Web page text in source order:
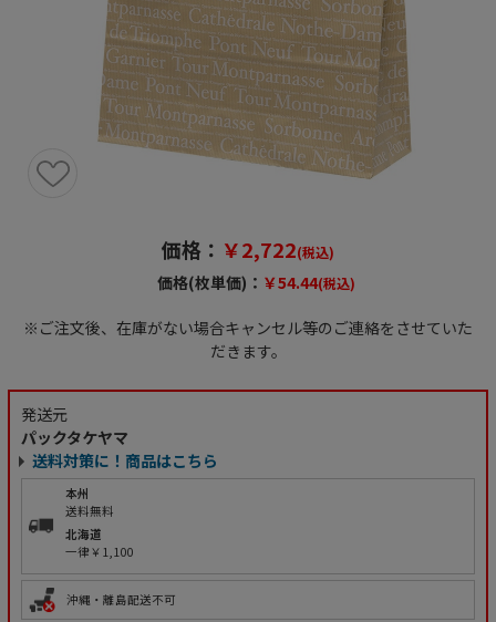
価格： ￥2,722(税込)
価格(枚単価)： ￥54.44(税込)
※ご注文後、在庫がない場合キャンセル等のご連絡をさせていた
だきます。
発送元
パックタケヤマ
送料対策に！商品はこちら
本州
送料無料
北海道
一律￥1,100
沖縄・離島配送不可